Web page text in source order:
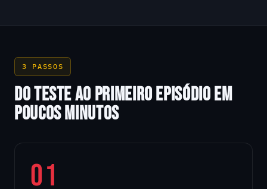
3 PASSOS
DO TESTE AO PRIMEIRO EPISÓDIO EM
POUCOS MINUTOS
01